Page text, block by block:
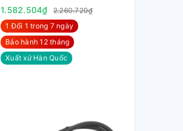
gương
1.582.504₫
2.260.720₫
1 Đổi 1 trong 7 ngày
Bảo hành 12 tháng
Xuất xứ Hàn Quốc